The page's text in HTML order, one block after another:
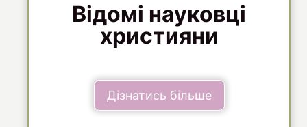
Відомі науковці
християни
Дізнатись більше